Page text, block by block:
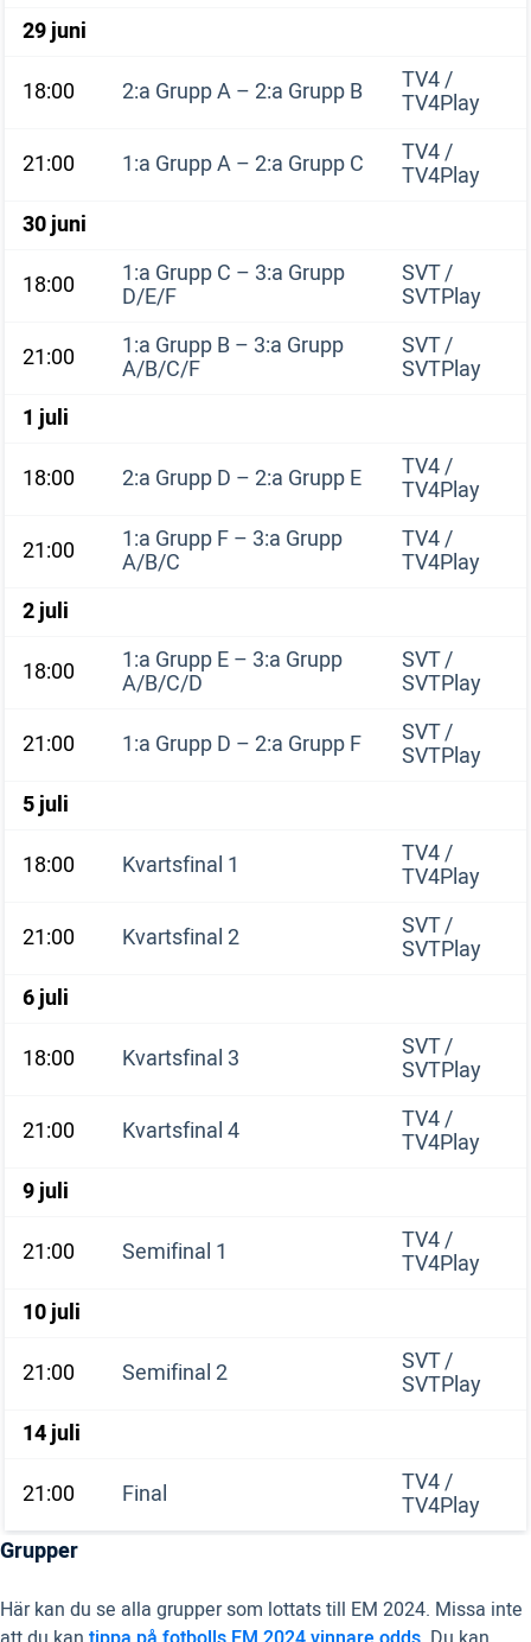
29 juni
18:00
2:a Grupp A – 2:a Grupp B TV4 /
TV4Play
21:00
1:a Grupp A – 2:a Grupp C TV4 /
TV4Play
30 juni
18:00
1:a Grupp C – 3:a Grupp
D/E/F
SVT /
SVTPlay
21:00
1:a Grupp B – 3:a Grupp
A/B/C/F
SVT /
SVTPlay
1 juli
18:00
2:a Grupp D – 2:a Grupp E TV4 /
TV4Play
21:00
1:a Grupp F – 3:a Grupp
A/B/C
TV4 /
TV4Play
2 juli
18:00
1:a Grupp E – 3:a Grupp
A/B/C/D
SVT /
SVTPlay
21:00
1:a Grupp D – 2:a Grupp F SVT /
SVTPlay
5 juli
18:00
Kvartsfinal 1 TV4 /
TV4Play
21:00
Kvartsfinal 2 SVT /
SVTPlay
6 juli
18:00
Kvartsfinal 3 SVT /
SVTPlay
21:00
Kvartsfinal 4 TV4 /
TV4Play
9 juli
21:00
Semifinal 1 TV4 /
TV4Play
10 juli
21:00
Semifinal 2 SVT /
SVTPlay
14 juli
21:00
Final TV4 /
TV4Play
Grupper
Här kan du se alla grupper som lottats till EM 2024. Missa inte